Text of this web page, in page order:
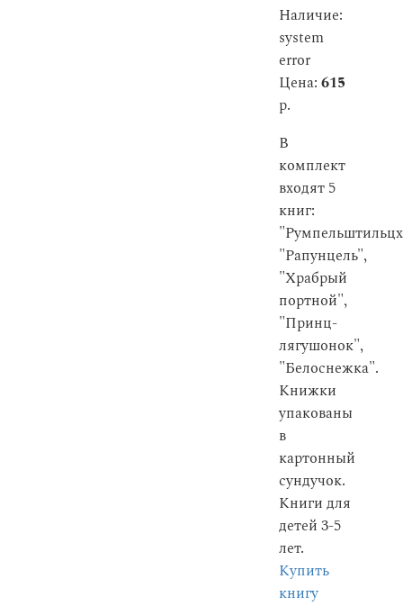
Наличие:
system
error
Цена: 615
р.
В
комплект
входят 5
книг:
"Рапунцель",
"Храбрый
портной",
"Принц-
лягушонок",
"Белоснежка".
Книжки
упакованы
в
картонный
сундучок.
Книги для
детей 3-5
лет.
Купить
книгу